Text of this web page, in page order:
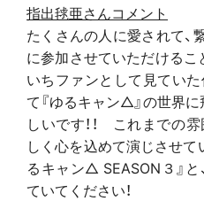
指出毬亜さんコメント
たくさんの人に愛されて、
に参加させていただけるこ
いちファンとして見てい
て『ゆるキャン△』の世界
しいです！！ これまでの
しく心を込めて演じさせ
るキャン△ SEASON３』
ていてください！